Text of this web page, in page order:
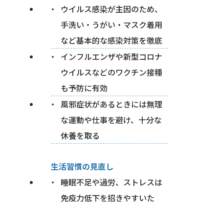
ウイルス感染が主因のため、
手洗い・うがい・マスク着用
など基本的な感染対策を徹底
インフルエンザや新型コロナ
ウイルスなどのワクチン接種
も予防に有効
風邪症状があるときには無理
な運動や仕事を避け、十分な
休養を取る
生活習慣の見直し
睡眠不足や過労、ストレスは
免疫力低下を招きやすいた